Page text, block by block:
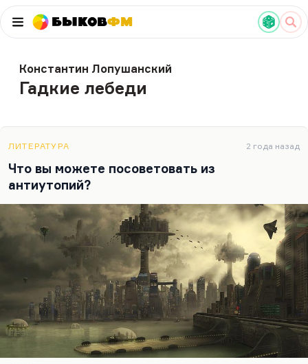
БыковФМ
Константин Лопушанский
Гадкие лебеди
ЛИТЕРАТУРА 2 года назад
Что вы можете посоветовать из
антиутопий?